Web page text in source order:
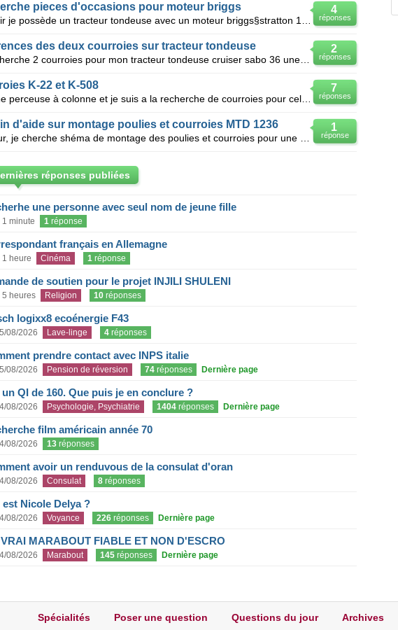
4
réponses
pieces d'occasions pour moteur briggs
2
réponses
des deux courroies sur tracteur tondeuse
Je recherche 2 courroies pour mon tracteur tondeuse cruiser sabo 36 une qui relie les 2 lames et l a
7
réponses
K-22 et K-508
J'ai une perceuse à colonne et je suis a la recherche de courroies pour celle-ci Une courroie K-22
1
réponse
d'aide sur montage poulies et courroies MTD 1236
réponses publiées
une personne avec seul nom de jeune fille
1 minute 1réponse
français en Allemagne
1 heure Cinéma 1réponse
de soutien pour le projet INJILI SHULENI
5 heures Religion 10réponses
logixx8 ecoénergie F43
08/2026 Lave-linge 4réponses
prendre contact avec INPS italie
08/2026 Pension de réversion 74réponses Dernière page
QI de 160. Que puis je en conclure ?
08/2026 Psychologie, Psychiatrie 1404réponses Dernière page
film américain année 70
08/2026 13réponses
avoir un renduvous de la consulat d'oran
08/2026 Consulat 8réponses
est Nicole Delya ?
08/2026 Voyance 226réponses Dernière page
MARABOUT FIABLE ET NON D'ESCRO
08/2026 Marabout 145réponses Dernière page
Spécialités Poser une question Questions du jour Archives